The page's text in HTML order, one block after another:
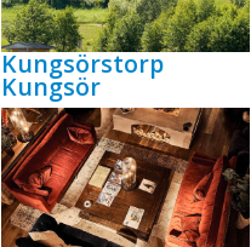
Kungsörstorp
Kungsör